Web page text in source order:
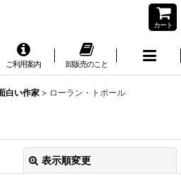
カート
ご利用案内 卸販売のこと
白い作家 > ローラン・トポール
表示順変更